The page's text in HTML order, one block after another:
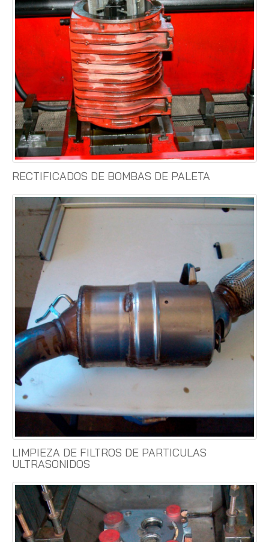
RECTIFICADOS DE BOMBAS DE PALETA
LIMPIEZA DE FILTROS DE PARTICULAS
ULTRASONIDOS